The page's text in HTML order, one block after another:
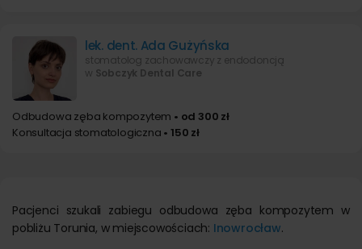
lek. dent. Ada Gużyńska
stomatolog zachowawczy z endodoncją
w Sobczyk Dental Care
Odbudowa zęba kompozytem • od 300 zł
Konsultacja stomatologiczna • 150 zł
Pacjenci szukali zabiegu odbudowa zęba kompozytem w
pobliżu Torunia, w miejscowościach: Inowrocław.